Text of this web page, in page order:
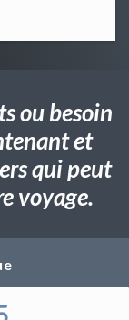
ou besoin
et
qui peut
voyage.